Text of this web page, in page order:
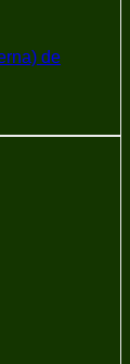
de